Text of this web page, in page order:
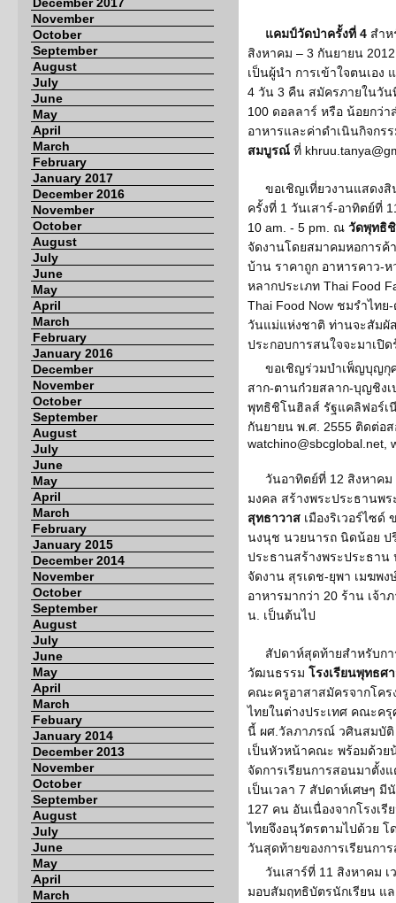
November
October
September
August
July
June
May
April
March
February
January 2017
December 2016
November
October
August
July
June
May
April
March
February
January 2016
December
November
October
September
August
July
June
May
April
March
February
January 2015
December 2014
November
October
September
August
July
June
May
April
March
Febuary
January 2014
December 2013
November
October
September
August
July
June
May
April
March
แคมป์วัดป่าครั้งที่ 4 สำห
สิงหาคม – 3 กันยายน
เป็นผู้นำ การเข้าใจตนเอง
4 วัน 3 คืน สมัครภายในวั
100 ดอลลาร์ หรือ น้อยกว่
อาหารและค่าดำเนินกิจกร
สมบูรณ์ ที่
ขอเชิญเที่ยวงานแสดงสิ
ครั้งที่ 1 วันเสาร์-อาทิตย์ที่
10 am. - 5 pm. ณ วัดพุทธิ
จัดงานโดยสมาคมหอการ
บ้าน ราคาถูก อาหารคาว-
หลากประเภท Thai Food
Thai Food Now ชมรำไทย
วันแม่แห่งชาติ ท่านจะสัมผั
ประกอบการสนใจจะมาเปิ
ขอเชิญร่วมบำเพ็ญบุญกุ
สาก-ตานก๋วยสลาก-บุญชิง
พุทธิชิโนฮิลส์ รัฐแคลิฟอร์เ
กันยายน พ.ศ. 2555 ติดต่อ
watchino@sbcglobal.net,
วันอาทิตย์ที่ 12 สิงหาค
มงคล สร้างพระประธาน
สุทธาวาส เมืองริเวอร์ไซ
นงนุช นวยนารถ นิดน้อย
ประธานสร้างพระประธาน
จัดงาน สุรเดช-ยุพา เมฆพ
อาหารมากว่า 20 ร้าน เจ้า
น. เป็นต้นไป
สัปดาห์สุดท้ายสำหรับก
วัฒนธรรม โรงเรียนพุทธศ
คณะครูอาสาสมัครจากโค
ไทยในต่างประเทศ คณะค
นี้ ผศ.วัลภาภรณ์ วศินสมบัติ
เป็นหัวหน้าคณะ พร้อมด้วย
จัดการเรียนการสอนมาตั้ง
เป็นเวลา 7 สัปดาห์เศษๆ
127 คน อันเนื่องจากโรงเรี
ไทยจึงอนุวัตรตามไปด้วย
วันสุดท้ายของการเรียนกา
วันเสาร์ที่ 11 สิงหาคม
มอบสัมฤทธิบัตรนักเรียน แ